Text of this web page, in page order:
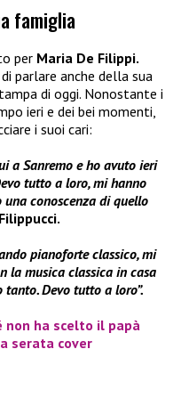
famiglia
per Maria De Filippi.
parlare anche della sua
di oggi. Nonostante i
ieri e dei bei momenti,
i suoi cari:
a Sanremo e ho avuto ieri
tutto a loro, mi hanno
conoscenza di quello
pianoforte classico, mi
la musica classica in casa
Devo tutto a loro”.
non ha scelto il papà
serata cover